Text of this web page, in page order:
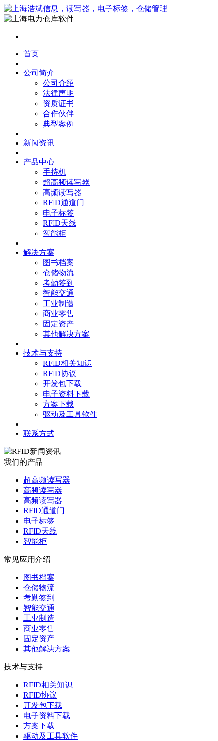
首页
|
公司简介
公司介绍
法律声明
资质证书
合作伙伴
典型案例
|
新闻资讯
|
产品中心
手持机
超高频读写器
高频读写器
RFID通道门
电子标签
RFID天线
智能柜
|
解决方案
图书档案
仓储物流
考勤签到
智能交通
工业制造
商业零售
固定资产
其他解决方案
|
技术与支持
RFID相关知识
RFID协议
开发包下载
电子资料下载
方案下载
驱动及工具软件
|
联系方式
我们的产品
超高频读写器
高频读写器
高频读写器
RFID通道门
电子标签
RFID天线
智能柜
常见应用介绍
图书档案
仓储物流
考勤签到
智能交通
工业制造
商业零售
固定资产
其他解决方案
技术与支持
RFID相关知识
RFID协议
开发包下载
电子资料下载
方案下载
驱动及工具软件